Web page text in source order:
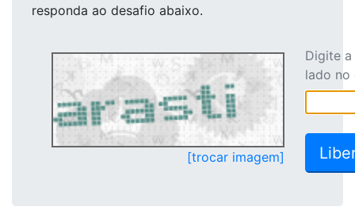
responda ao desafio abaixo.
[trocar imagem]
Digite
lado no